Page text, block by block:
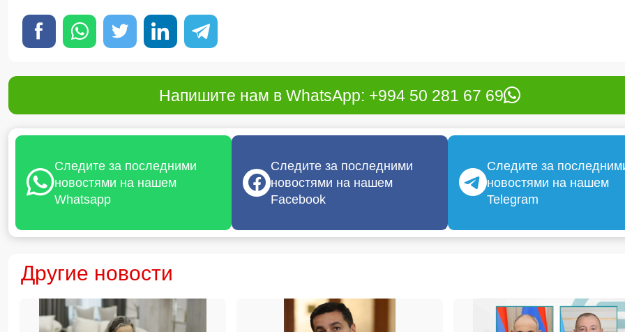
Напишите нам в WhatsApp: +994 50 281 67 69
Следите за последними
новостями на нашем
Whatsapp
Следите за последними
новостями на нашем
Facebook
Следите за
новостями на нашем
Telegram
Другие новости